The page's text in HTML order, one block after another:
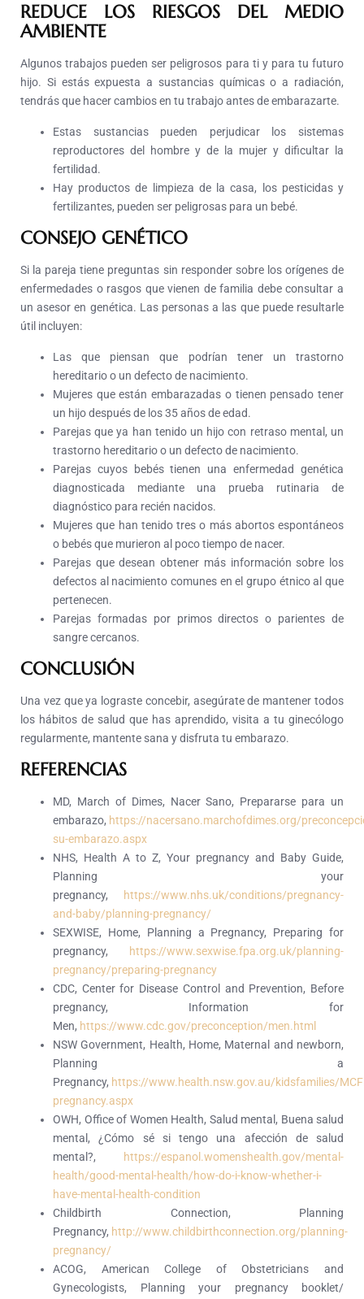
REDUCE LOS RIESGOS DEL MEDIO
AMBIENTE
Algunos trabajos pueden ser peligrosos para ti y para tu futuro
hijo. Si estás expuesta a sustancias químicas o a radiación,
tendrás que hacer cambios en tu trabajo antes de embarazarte.
Estas sustancias pueden perjudicar los sistemas
reproductores del hombre y de la mujer y dificultar la
fertilidad.
Hay productos de limpieza de la casa, los pesticidas y
fertilizantes, pueden ser peligrosas para un bebé.
CONSEJO GENÉTICO
Si la pareja tiene preguntas sin responder sobre los orígenes de
enfermedades o rasgos que vienen de familia debe consultar a
un asesor en genética. Las personas a las que puede resultarle
útil incluyen:
Las que piensan que podrían tener un trastorno
hereditario o un defecto de nacimiento.
Mujeres que están embarazadas o tienen pensado tener
un hijo después de los 35 años de edad.
Parejas que ya han tenido un hijo con retraso mental, un
trastorno hereditario o un defecto de nacimiento.
Parejas cuyos bebés tienen una enfermedad genética
diagnosticada mediante una prueba rutinaria de
diagnóstico para recién nacidos.
Mujeres que han tenido tres o más abortos espontáneos
o bebés que murieron al poco tiempo de nacer.
Parejas que desean obtener más información sobre los
defectos al nacimiento comunes en el grupo étnico al que
pertenecen.
Parejas formadas por primos directos o parientes de
sangre cercanos.
CONCLUSIÓN
Una vez que ya lograste concebir, asegúrate de mantener todos
los hábitos de salud que has aprendido, visita a tu ginecólogo
regularmente, mantente sana y disfruta tu embarazo.
REFERENCIAS
MD, March of Dimes, Nacer Sano, Prepararse para un
embarazo, https://nacersano.marchofdimes.org/
su-embarazo.aspx
NHS, Health A to Z, Your pregnancy and Baby Guide,
Planning your
pregnancy,
https://www.nhs.uk/conditions/pregnancy-
and-baby/planning-pregnancy/
SEXWISE, Home, Planning a Pregnancy, Preparing for
pregnancy,
https://www.sexwise.fpa.org.uk/planning-
pregnancy/preparing-pregnancy
CDC, Center for Disease Control and Prevention, Before
pregnancy, Information for
Men, https://www.cdc.gov/preconception/men.html
NSW Government, Health, Home, Maternal and newborn,
Planning a
Pregnancy, https://www.health.nsw.gov.au/kidsfamilies/
pregnancy.aspx
OWH, Office of Women Health, Salud mental, Buena salud
mental, ¿Cómo sé si tengo una afección de salud
mental?,
https://espanol.womenshealth.gov/mental-
health/good-mental-health/how-do-i-know-whether-i-
have-mental-health-condition
Childbirth Connection, Planning
Pregnancy, http://www.childbirthconnection.org/planning-
pregnancy/
ACOG, American College of Obstetricians and
Gynecologists, Planning your pregnancy booklet/